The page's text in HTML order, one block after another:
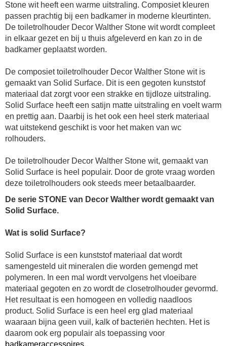
Stone witheeft een warme uitstraling. Composiet kleuren
passen prachtig bij een badkamer in moderne kleurtinten.
De toiletrolhouder Decor Walther Stone witwordt compleet
in elkaar gezet en bij u thuis afgeleverd en kan zo in de
badkamer geplaatst worden.
De composiettoiletrolhouder Decor Walther Stone witis
gemaakt van Solid Surface. Dit is een gegoten kunststof
materiaal dat zorgt voor een strakke en tijdloze uitstraling.
Solid Surface heeft een satijn matte uitstraling en voelt warm
en prettig aan. Daarbij is het ook een heel sterk materiaal
wat uitstekend geschikt is voor het maken van wc
rolhouders.
De toiletrolhouder Decor Walther Stone wit, gemaakt van
Solid Surface is heel populair. Door de grote vraag worden
deze toiletrolhouders ook steeds meer betaalbaarder.
De serie STONE van Decor Walther wordt gemaakt van
Solid Surface.
Wat is solid Surface?
Solid Surface is een kunststof materiaal dat wordt
samengesteld uit mineralen die worden gemengd met
polymeren. In een mal wordt vervolgens het vloeibare
materiaal gegoten en zo wordt de closetrolhouder gevormd.
Het resultaat is een homogeen en volledig naadloos
product. Solid Surface is een heel erg glad materiaal
waaraan bijna geen vuil, kalk of bacteriën hechten. Het is
daarom ook erg populair als toepassing voor